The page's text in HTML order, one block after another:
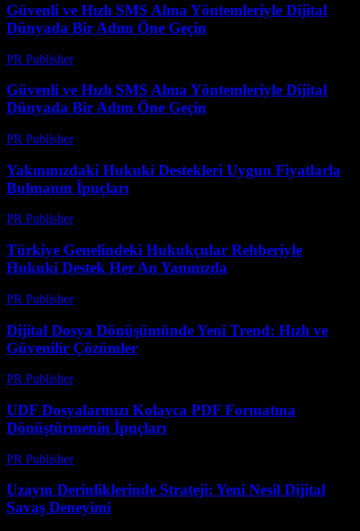
Güvenli ve Hızlı SMS Alma Yöntemleriyle Dijital
Dünyada Bir Adım Öne Geçin
PR Publisher-
Güvenli ve Hızlı SMS Alma Yöntemleriyle Dijital
Dünyada Bir Adım Öne Geçin
PR Publisher-
Yakınınızdaki Hukuki Destekleri Uygun Fiyatlarla
Bulmanın İpuçları
PR Publisher-
Türkiye Genelindeki Hukukçular Rehberiyle
Hukuki Destek Her An Yanınızda
PR Publisher-
Dijital Dosya Dönüşümünde Yeni Trend: Hızlı ve
Güvenilir Çözümler
PR Publisher-
UDF Dosyalarınızı Kolayca PDF Formatına
Dönüştürmenin İpuçları
PR Publisher-
Uzayın Derinliklerinde Strateji: Yeni Nesil Dijital
Savaş Deneyimi